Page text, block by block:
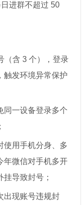
进群不超过 50
（含 3 个），登录
触发环境异常保护
同一设备登录多个
使用手机分身、多
年微信对手机多开
导致封号；
出现账号违规封